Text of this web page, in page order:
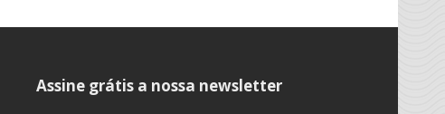
Assine grátis a nossa newsletter